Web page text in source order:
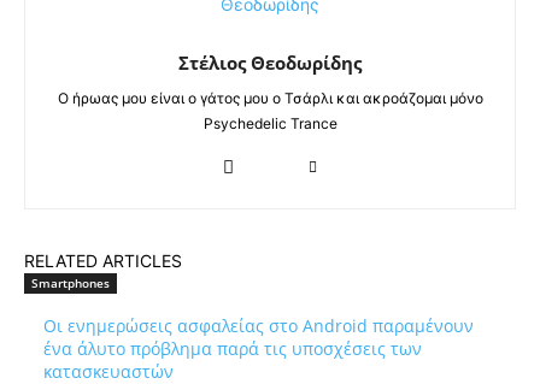
Στέλιος Θεοδωρίδης
Ο ήρωας μου είναι ο γάτος μου ο Τσάρλι και ακροάζομαι μόνο
Psychedelic Trance
RELATED ARTICLES
Smartphones
Οι ενημερώσεις ασφαλείας στο Android παραμένουν
ένα άλυτο πρόβλημα παρά τις υποσχέσεις των
κατασκευαστών